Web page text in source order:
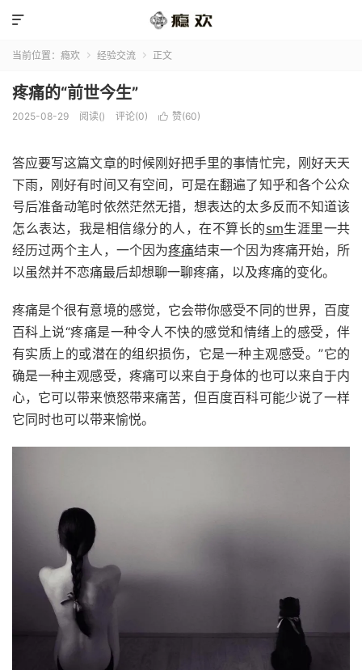

当前位置： 瘾欢  经验交流  正文
疼痛的“前世今生”
2025-08-29 阅读() 评论(0)  赞(60)
答应要写这篇文章的时候刚好把手里的事情忙完，刚好天天
下雨，刚好有时间又有空间，可是在翻遍了知乎和各个公众
号后准备动笔时依然茫然无措，想表达的太多反而不知道该
怎么表达，我是相信缘分的人，在不算长的sm生涯里一共
经历过两个主人，一个因为疼痛结束一个因为疼痛开始，所
以虽然并不恋痛最后却想聊一聊疼痛，以及疼痛的变化。
疼痛是个很有意境的感觉，它会带你感受不同的世界，百度
百科上说“疼痛是一种令人不快的感觉和情绪上的感受，伴
有实质上的或潜在的组织损伤，它是一种主观感受。”它的
确是一种主观感受，疼痛可以来自于身体的也可以来自于内
心，它可以带来愤怒带来痛苦，但百度百科可能少说了一样
它同时也可以带来愉悦。